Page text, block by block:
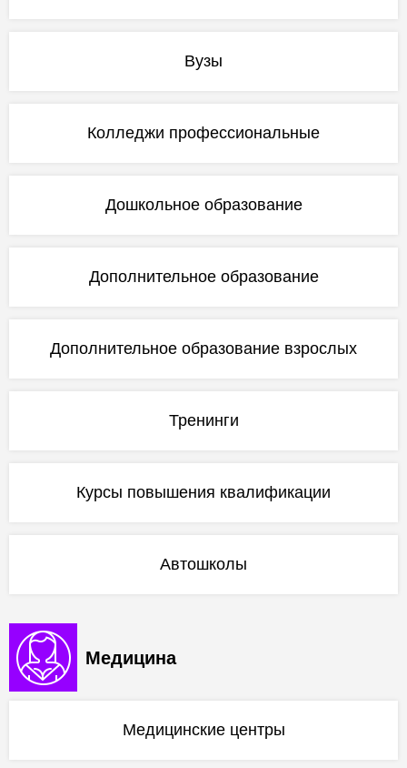
Вузы
Колледжи профессиональные
Дошкольное образование
Дополнительное образование
Дополнительное образование взрослых
Тренинги
Курсы повышения квалификации
Автошколы
Медицина
Медицинские центры